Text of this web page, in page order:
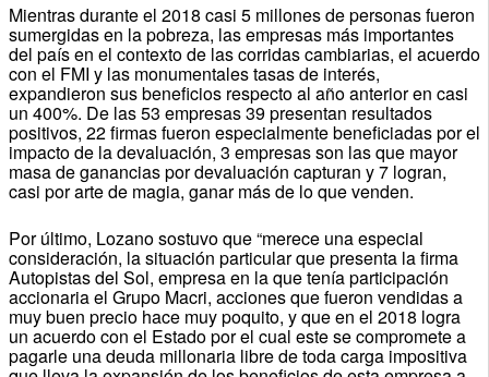
Mientras durante el 2018 casi 5 millones de personas fueron
sumergidas en la pobreza, las empresas más importantes
del país en el contexto de las corridas cambiarias, el acuerdo
con el FMI y las monumentales tasas de interés,
expandieron sus beneficios respecto al año anterior en casi
un 400%. De las 53 empresas 39 presentan resultados
positivos, 22 firmas fueron especialmente beneficiadas por el
impacto de la devaluación, 3 empresas son las que mayor
masa de ganancias por devaluación capturan y 7 logran,
casi por arte de magia, ganar más de lo que venden.
Por último, Lozano sostuvo que “merece una especial
consideración, la situación particular que presenta la firma
Autopistas del Sol, empresa en la que tenía participación
accionaria el Grupo Macri, acciones que fueron vendidas a
muy buen precio hace muy poquito, y que en el 2018 logra
un acuerdo con el Estado por el cual este se compromete a
pagarle una deuda millonaria libre de toda carga impositiva